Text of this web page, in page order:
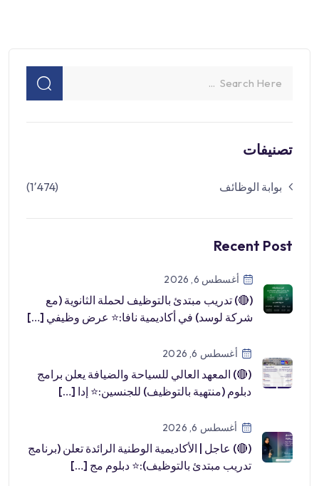
تصنيفات
بوابة الوظائف (1٬474)
Recent Post
أغسطس 6, 2026
(🔴) تدريب مبتدئ بالتوظيف لحملة الثانوية (مع
شركة لوسد) في أكاديمية نافا:⭐️ عرض وظيفي […]
أغسطس 6, 2026
(🔴) المعهد العالي للسياحة والضيافة يعلن برامج
دبلوم (منتهية بالتوظيف) للجنسين:⭐️ إدا […]
أغسطس 6, 2026
(🔴) عاجل | الأكاديمية الوطنية الرائدة تعلن (برنامج
تدريب مبتدئ بالتوظيف):⭐️ دبلوم مج […]